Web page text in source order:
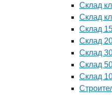
Склад
Склад
Склад
Склад
Склад
Склад
Склад